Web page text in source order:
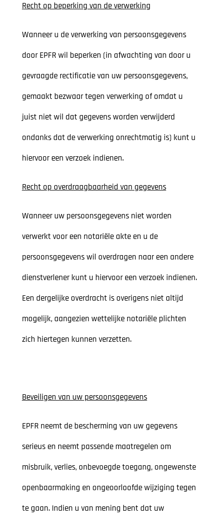
Recht op beperking van de verwerking
Wanneer u de verwerking van persoonsgegevens
door EPFR wil beperken (in afwachting van door u
gevraagde rectificatie van uw persoonsgegevens,
gemaakt bezwaar tegen verwerking of omdat u
juist niet wil dat gegevens worden verwijderd
ondanks dat de verwerking onrechtmatig is) kunt u
hiervoor een verzoek indienen.
Recht op overdraagbaarheid van gegevens
Wanneer uw persoonsgegevens niet worden
verwerkt voor een notariële akte en u de
persoonsgegevens wil overdragen naar een andere
dienstverlener kunt u hiervoor een verzoek indienen.
Een dergelijke overdracht is overigens niet altijd
mogelijk, aangezien wettelijke notariële plichten
zich hiertegen kunnen verzetten.
Beveiligen van uw persoonsgegevens
EPFR neemt de bescherming van uw gegevens
serieus en neemt passende maatregelen om
misbruik, verlies, onbevoegde toegang, ongewenste
openbaarmaking en ongeoorloofde wijziging tegen
te gaan. Indien u van mening bent dat uw